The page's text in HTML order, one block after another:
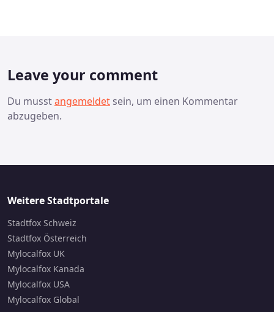
Leave your comment
Du musstangemeldet sein, um einen Kommentar
abzugeben.
Weitere Stadtportale
Stadtfox Schweiz
Stadtfox Österreich
Mylocalfox UK
Mylocalfox Kanada
Mylocalfox USA
Mylocalfox Global